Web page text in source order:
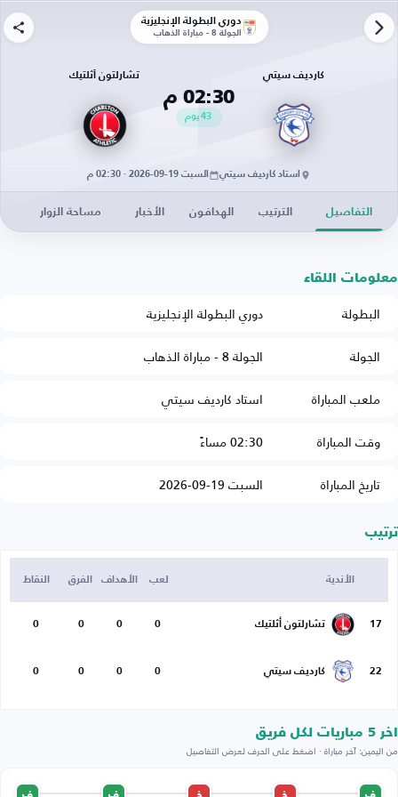
دوري البطولة الإنجليزية
الجولة 8 - مباراة الذهاب
كارديف سيتي
02:30 م
43يوم
تشارلتون أثلتيك
استاد كارديف سيتي السبت 19-09-2026 · 02:30 م
التفاصيل الترتيب الهدافون الأخبار مساحة الزوار
معلومات اللقاء
البطولة
دوري البطولة الإنجليزية
الجولة
الجولة 8 - مباراة الذهاب
ملعب المباراة
استاد كارديف سيتي
وقت المباراة
02:30 مساءً
تاريخ المباراة
السبت 19-09-2026
ترتيب
الأندية لعب الأهداف الفرق النقاط
17 تشارلتون أثلتيك 0
0
0
0
22 كارديف سيتي 0
0
0
0
اخر 5 مباريات لكل فريق
من اليمين: آخر مباراة · اضغط على الحرف لعرض التفاصيل